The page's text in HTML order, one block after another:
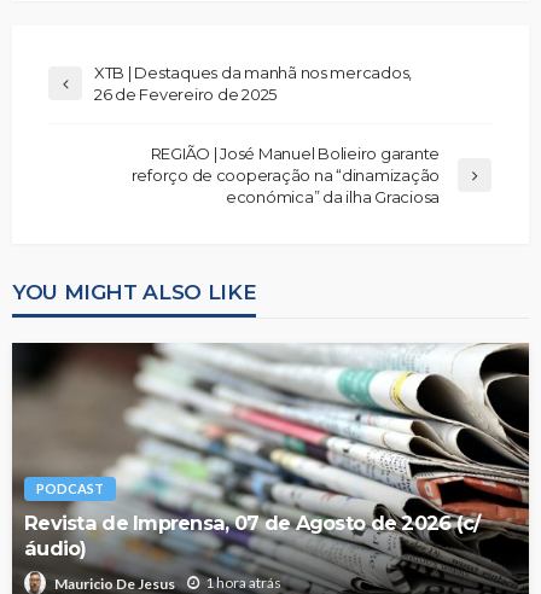
XTB | Destaques da manhã nos mercados,
26 de Fevereiro de 2025
REGIÃO | José Manuel Bolieiro garante
reforço de cooperação na “dinamização
económica” da ilha Graciosa
YOU MIGHT ALSO LIKE
PODCAST
Revista de Imprensa, 07 de Agosto de 2026 (c/
áudio)
Mauricio De Jesus 1 hora atrás